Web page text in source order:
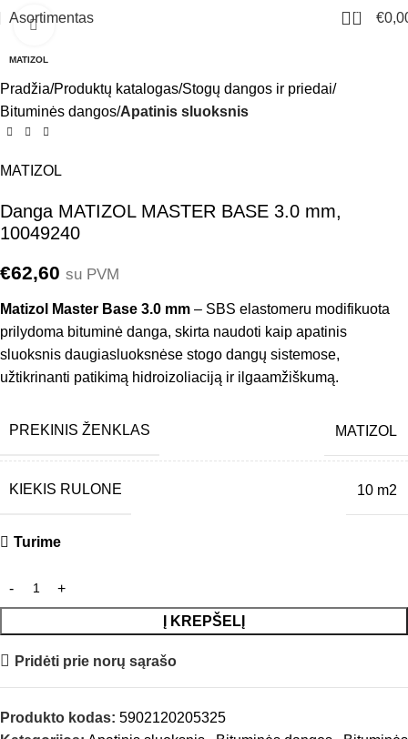
Asortimentas 0 €
MATIZOL
Click to enlarge
Pradžia Produktų katalogas Stogų dangos ir priedai
Bituminės dangos Apatinis sluoksnis
MATIZOL
Danga MATIZOL MASTER BASE 3.0 mm,
10049240
€62,60 su PVM
Matizol Master Base 3.0 mm – SBS elastomeru modifikuota
prilydoma bituminė danga, skirta naudoti kaip apatinis
sluoksnis daugiasluoksnėse stogo dangų sistemose,
užtikrinanti patikimą hidroizoliaciją ir ilgaamžiškumą.
PREKINIS ŽENKLAS MATIZOL
KIEKIS RULONE 10 m2
Turime
Į KREPŠELĮ
Pridėti prie norų sąrašo
Produkto kodas: 5902120205325